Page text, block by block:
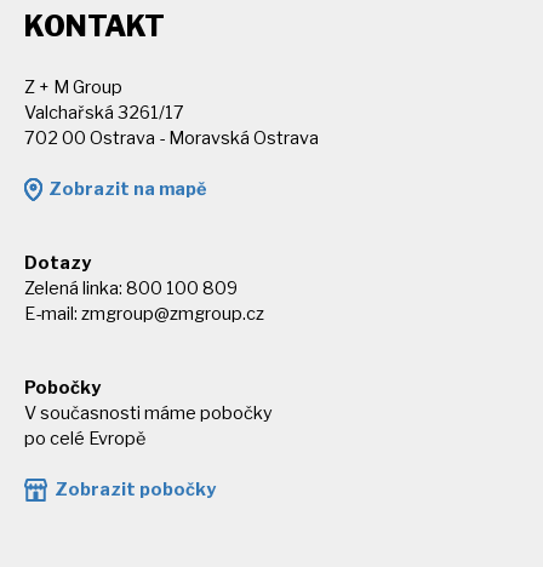
KONTAKT
Z + M Group
Valchařská 3261/17
702 00 Ostrava - Moravská Ostrava
Zobrazit na mapě
Dotazy
Zelená linka: 800 100 809
E-mail: zmgroup@zmgroup.cz
Pobočky
V současnosti máme pobočky
po celé Evropě
Zobrazit pobočky